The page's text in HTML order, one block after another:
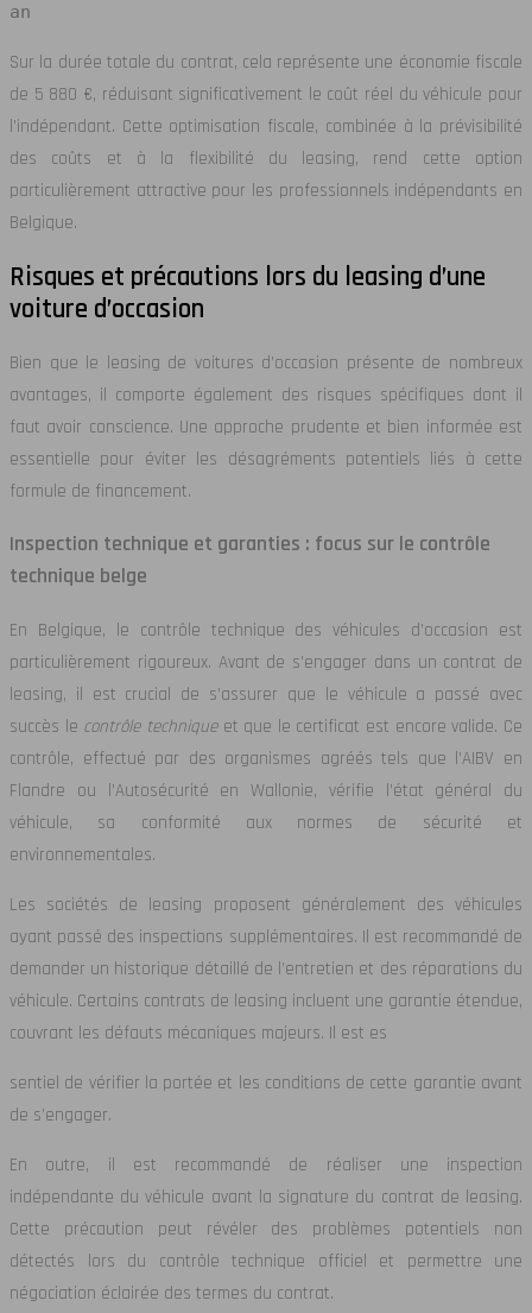
an
Sur la durée totale du contrat, cela représente une économie fiscale
de 5 880 €, réduisant significativement le coût réel du véhicule pour
l’indépendant. Cette optimisation fiscale, combinée à la prévisibilité
des coûts et à la flexibilité du leasing, rend cette option
particulièrement attractive pour les professionnels indépendants en
Belgique.
Risques et précautions lors du leasing d’une
voiture d’occasion
Bien que le leasing de voitures d’occasion présente de nombreux
avantages, il comporte également des risques spécifiques dont il
faut avoir conscience. Une approche prudente et bien informée est
essentielle pour éviter les désagréments potentiels liés à cette
formule de financement.
Inspection technique et garanties : focus sur le contrôle
technique belge
En Belgique, le contrôle technique des véhicules d’occasion est
particulièrement rigoureux. Avant de s’engager dans un contrat de
leasing, il est crucial de s’assurer que le véhicule a passé avec
succès le contrôle technique et que le certificat est encore valide. Ce
contrôle, effectué par des organismes agréés tels que l’AIBV en
Flandre ou l’Autosécurité en Wallonie, vérifie l’état général du
véhicule, sa conformité aux normes de sécurité et
environnementales.
Les sociétés de leasing proposent généralement des véhicules
ayant passé des inspections supplémentaires. Il est recommandé de
demander un historique détaillé de l’entretien et des réparations du
véhicule. Certains contrats de leasing incluent une garantie étendue,
couvrant les défauts mécaniques majeurs. Il est es
sentiel de vérifier la portée et les conditions de cette garantie avant
de s’engager.
En outre, il est recommandé de réaliser une inspection
indépendante du véhicule avant la signature du contrat de leasing.
Cette précaution peut révéler des problèmes potentiels non
détectés lors du contrôle technique officiel et permettre une
négociation éclairée des termes du contrat.